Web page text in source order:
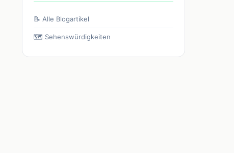
📝 Alle Blogartikel
🗺️ Sehenswürdigkeiten